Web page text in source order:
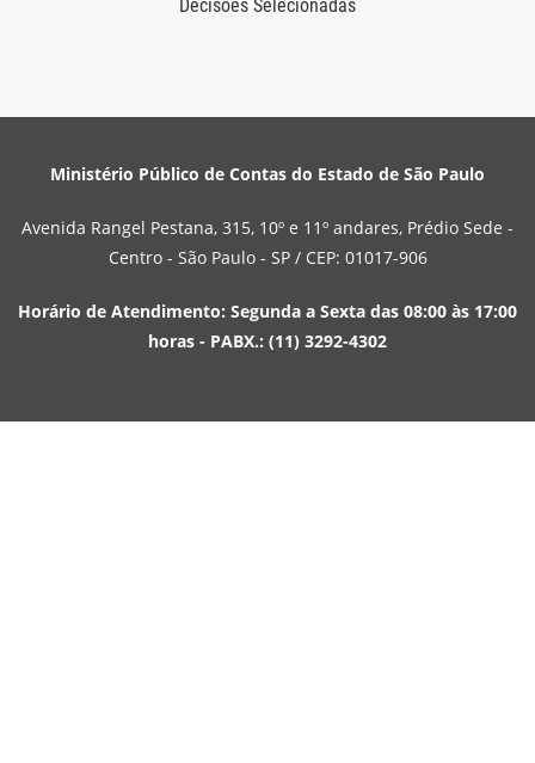
Decisões Selecionadas
Ministério Público de Contas do Estado de São Paulo
Avenida Rangel Pestana, 315, 10º e 11º andares, Prédio Sede -
Centro - São Paulo - SP / CEP: 01017-906
Horário de Atendimento: Segunda a Sexta das 08:00 às 17:00
horas - PABX.: (11) 3292-4302